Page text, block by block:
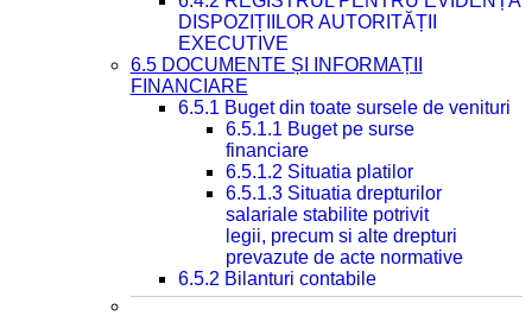
DISPOZIȚIILOR AUTORITĂȚII
EXECUTIVE
6.5 DOCUMENTE ȘI INFORMAȚII
FINANCIARE
6.5.1 Buget din toate sursele de venituri
6.5.1.1 Buget pe surse
financiare
6.5.1.2 Situatia platilor
6.5.1.3 Situatia drepturilor
salariale stabilite potrivit
legii, precum si alte drepturi
prevazute de acte normative
6.5.2 Bilanturi contabile